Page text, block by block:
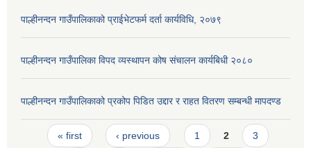
पाल्हीनन्दन गाउँपालिकाको प्राईभेटफर्म दर्ता कार्यविधि, २०७९
पाल्हीनन्दन गाउँपालिका विपद व्यस्थापन कोष संचालन कार्यबिधी २०८०
पाल्हीनन्दन गाउँपालिकाको प्रकोप पिडित उद्दार र राहत वितरण सम्बन्धी मापदण्ड
Pages
« first ‹ previous 1 2 3